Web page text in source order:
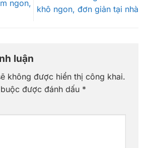
ngon,
khô ngon, đơn giản tại nhà
luận
không được hiển thị công khai.
được đánh dấu *